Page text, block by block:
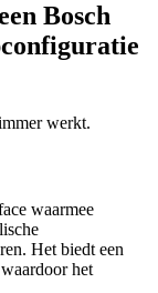
Bosch
werkt.
waarmee
Het biedt een
het